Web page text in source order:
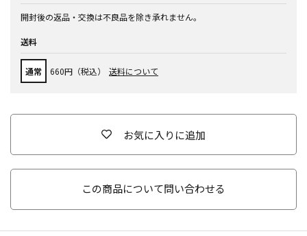
開封後の返品・交換は不良品を除き承れません。
送料
通常 660円（税込） 送料について
お気に入りに追加
この商品について問い合わせる